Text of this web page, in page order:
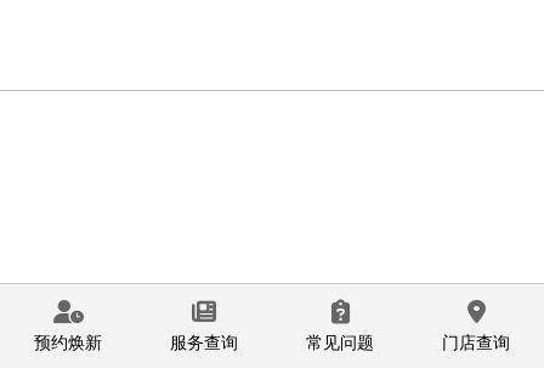
预约焕新 服务查询 常见问题 门店查询